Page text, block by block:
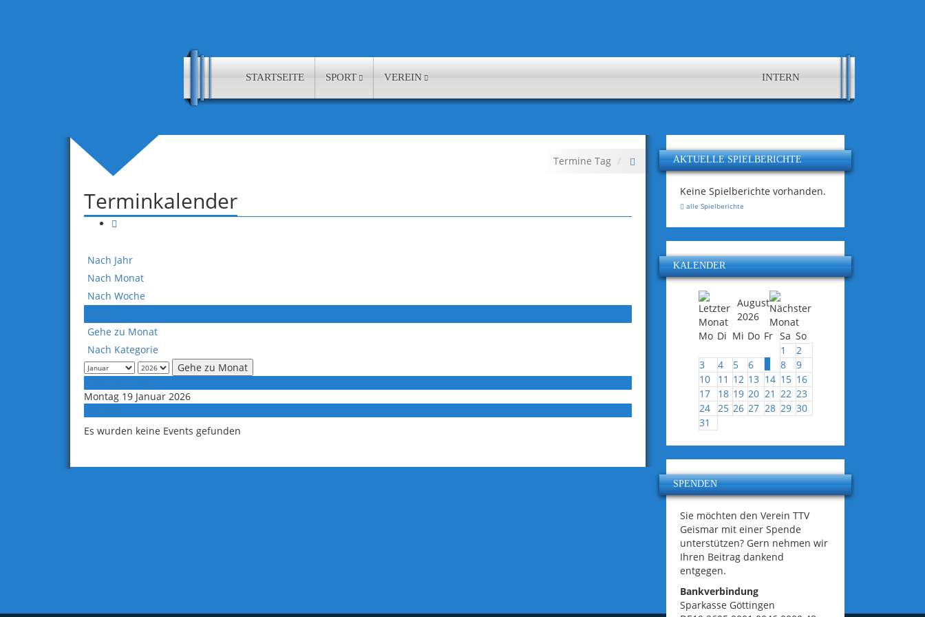
STARTSEITE SPORT VEREIN INTERN
Termine Tag
Terminkalender
Nach Jahr
Nach Monat
Nach Woche
Gehe zu Monat
Nach Kategorie
Gehe zu Monat
Montag 19 Januar 2026
Es wurden keine Events gefunden
AKTUELLE SPIELBERICHTE
Keine Spielberichte vorhanden.
alle Spielberichte
KALENDER
August
2026
Mo Di Mi Do Fr Sa So
1
2
3
4 5 6 8
9
10
11 12 13 14 15 16
17
18 19 20 21 22 23
24 25 26 27 28 29 30
31
SPENDEN
Sie möchten den Verein TTV
Geismar mit einer Spende
unterstützen? Gern nehmen wir
Ihren Beitrag dankend
entgegen.
Bankverbindung
Sparkasse Göttingen